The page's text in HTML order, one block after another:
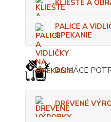
KLIEŠTE A
PALICE A
OPEKANIE
DOMÁCE
DREVENÉ